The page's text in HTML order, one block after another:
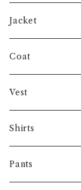
SHUREN
INVERTERE
Gambert
NORIEI
Other
Jacket
Coat
Vest
Shirts
Pants